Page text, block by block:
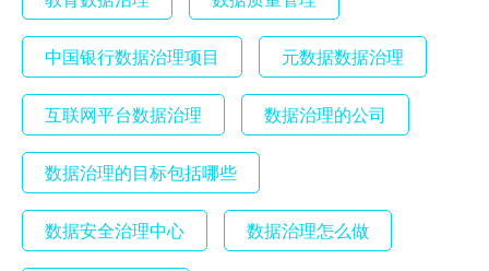
中国银行数据治理项目 元数据数据治理
互联网平台数据治理 数据治理的公司
数据治理的目标包括哪些
数据安全治理中心 数据治理怎么做